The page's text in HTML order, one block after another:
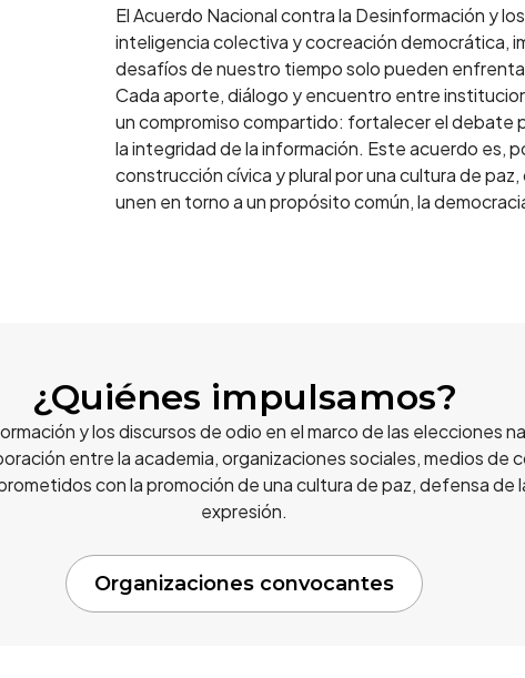
El Acuerdo Nacional contra la Desinformación y
inteligencia colectiva y cocreación democrática,
desafíos de nuestro tiempo solo pueden
Cada aporte, diálogo y encuentro entre
un compromiso compartido: fortalecer el debate
la integridad de la información. Este acuerdo es,
construcción cívica y plural por una cultura de
unen en torno a un propósito común, la
¿Quiénes impulsamos?
y los discursos de odio en el marco de las elecciones
entre la academia, organizaciones sociales, medios de
con la promoción de una cultura de paz, defensa de
expresión.
Organizaciones convocantes